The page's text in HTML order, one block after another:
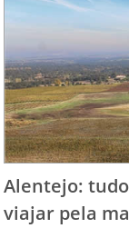
Alentejo:
viajar pela